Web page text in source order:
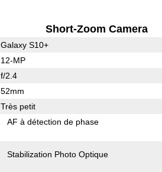
Short-Zoom Camera
Galaxy S10+
12-MP
f/2.4
52mm
Très petit
AF à détection de phase
Stabilization Photo Optique